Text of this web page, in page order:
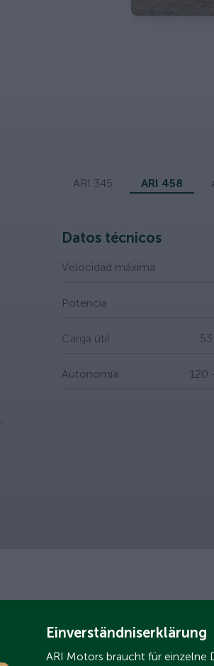
ARI 345 ARI 458
Datos técnicos
Velocidad máxima
Potencia
Carga útil
Autonomía 120
Einverständniserklärung
ARI Motors braucht für einzelne